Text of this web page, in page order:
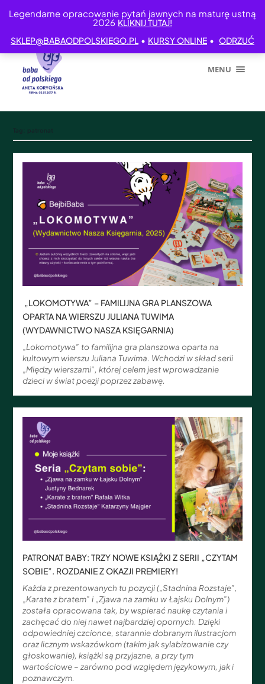
Legendarne opracowanie pytań jawnych na maturę ustną
2026 KLIKNIJ TUTAJ!
SKLEP@BABAODPOLSKIEGO.PL • KURSY ONLINE • ODRZUĆ
MENU
„LOKOMOTYWA” – FAMILIJNA GRA PLANSZOWA
OPARTA NA WIERSZU JULIANA TUWIMA
(WYDAWNICTWO NASZA KSIĘGARNIA)
„Lokomotywa” to familijna gra planszowa oparta na
kultowym wierszu Juliana Tuwima. Wchodzi w skład serii
„Między wierszami”, której celem jest wprowadzanie
dzieci w świat poezji poprzez zabawę.
PATRONAT BABY: TRZY NOWE KSIĄŻKI Z SERII „CZYTAM
SOBIE”. ROZDANIE Z OKAZJI PREMIERY!
Każda z prezentowanych tu pozycji („Stadnina Rozstaje”,
„Karate z bratem” i „Zjawa na zamku w Łajsku Dolnym”)
została opracowana tak, by wspierać naukę czytania i
zachęcać do niej nawet najbardziej opornych. Dzięki
odpowiedniej czcionce, starannie dobranym ilustracjom
oraz licznym wskazówkom (takim jak sylabizowanie czy
głoskowanie), książki są przyjazne, a przy tym
wartościowe – zarówno pod względem językowym, jak i
poznawczym.